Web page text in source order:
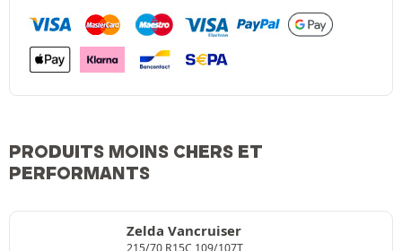
PRODUITS MOINS CHERS ET
PERFORMANTS
Zelda Vancruiser